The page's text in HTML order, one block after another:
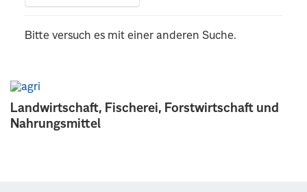
Landwirtschaft, Fischerei, Forstwirtschaft und
Nahrungsmittel
Bitte versuch es mit einer anderen Suche.